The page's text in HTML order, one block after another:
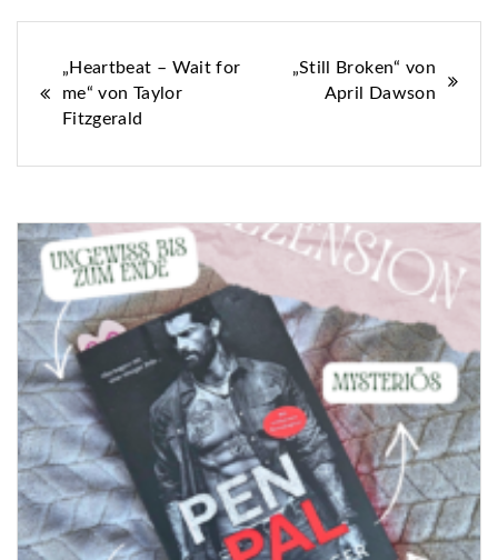
Beitragsnavigation
„Heartbeat – Wait for
me“ von Taylor
Fitzgerald
„Still Broken“ von
April Dawson